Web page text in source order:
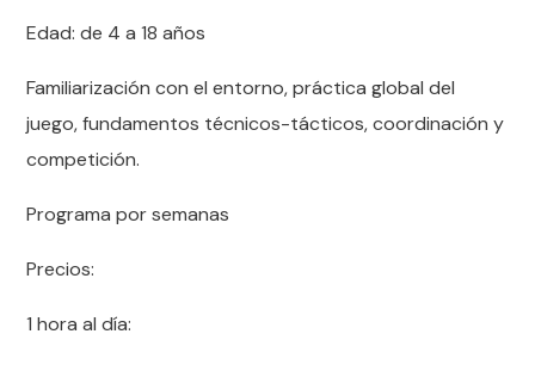
Edad: de 4 a 18 años
Familiarización con el entorno, práctica global del
juego, fundamentos técnicos-tácticos, coordinación y
competición.
Programa por semanas
Precios:
1 hora al día: